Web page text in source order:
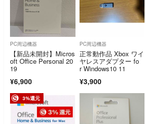
PC周辺機器
【新品未開封】Micros
oft Office Personal 20
19
¥6,900
PC周辺機器
正常動作品 Xbox ワイ
ヤレスアダプター fo
r Windows10 11
¥3,900
3%還元